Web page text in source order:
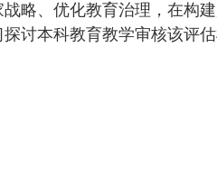
略、优化教育治理，在构建
讨本科教育教学审核该评